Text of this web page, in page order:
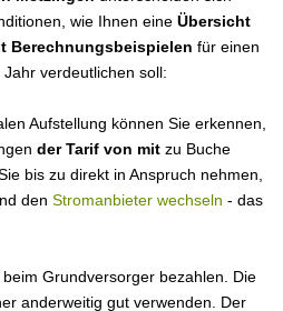
wie Ihnen eine Übersicht
Berechnungsbeispielen für einen
verdeutlichen soll:
Aufstellung können Sie erkennen,
der Tarif von mit zu Buche
bis zu direkt in Anspruch nehmen,
den Stromanbieter wechseln - das
Grundversorger bezahlen. Die
anderweitig gut verwenden. Der